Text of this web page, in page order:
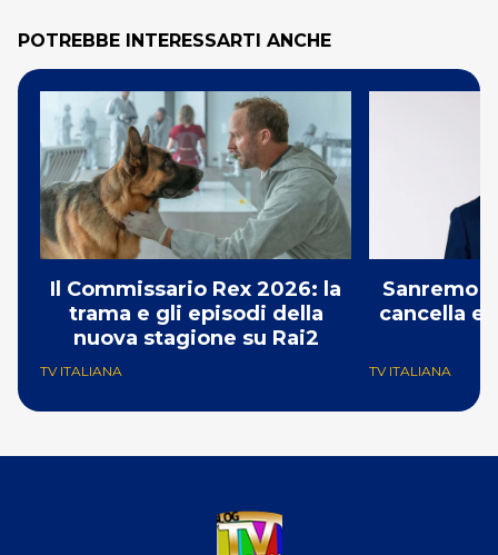
POTREBBE INTERESSARTI ANCHE
Il Commissario Rex 2026: la
trama e gli episodi della
nuova stagione su Rai2
TV ITALIANA
Sanremo
cancella e
TV ITALIANA